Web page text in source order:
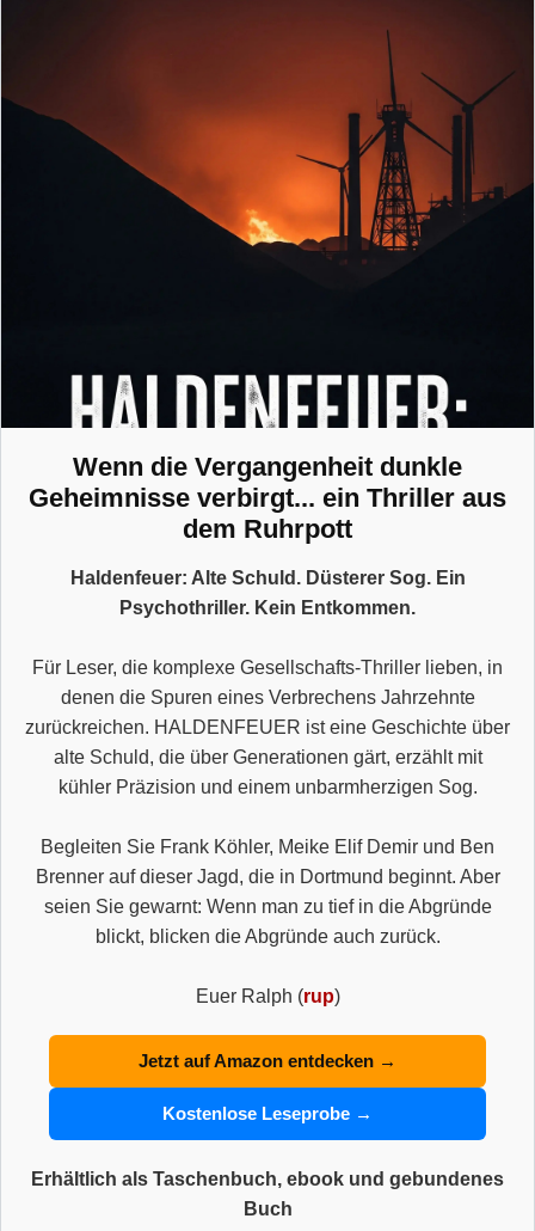
Wenn die Vergangenheit dunkle
Geheimnisse verbirgt... ein Thriller aus
dem Ruhrpott
Haldenfeuer: Alte Schuld. Düsterer Sog. Ein
Psychothriller. Kein Entkommen.
Für Leser, die komplexe Gesellschafts-Thriller lieben, in
denen die Spuren eines Verbrechens Jahrzehnte
zurückreichen. HALDENFEUER ist eine Geschichte über
alte Schuld, die über Generationen gärt, erzählt mit
kühler Präzision und einem unbarmherzigen Sog.
Begleiten Sie Frank Köhler, Meike Elif Demir und Ben
Brenner auf dieser Jagd, die in Dortmund beginnt. Aber
seien Sie gewarnt: Wenn man zu tief in die Abgründe
blickt, blicken die Abgründe auch zurück.
Euer Ralph (rup)
Jetzt auf Amazon entdecken →
Kostenlose Leseprobe →
Erhältlich als Taschenbuch, ebook und gebundenes
Buch